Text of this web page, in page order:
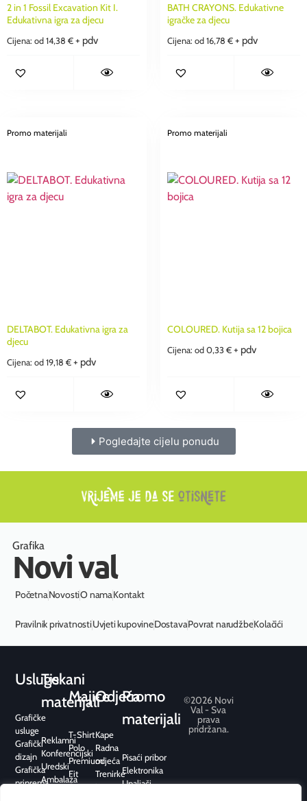
2 in 1 Fossil Excavation Kit I.
Edukativna igra za djecu
Cijena: od 14,38 € + pdv
BATH CRAYONS. Edukativne
igračke za djecu
Cijena: od 16,78 € + pdv
Promo materijali
DELTABOT. Edukativna igra za
djecu
Cijena: od 19,18 € + pdv
Promo materijali
COLOURED. Kutija sa 12 bojica
Cijena: od 0,33 € + pdv
Pogledajte cijelu ponudu
Grafika
Novi val
PočetnaNovostiO namaKontakt
Pravilnik privatnostiUvjeti kupovineDostavaPovrat narudžbeKolačići
Usluge
Grafičke
usluge
Grafički
dizajn
Grafička
priprema
Tiskani
materijali
Reklamni
Konferencijski
Uredski
Ambalaža
Majice
T-Shirt
Polo
Premium
Fit
Sport
Odjeća
Kape
Radna
odjeća
Trenirke
i
Promo
materijali
Pisaći pribor
Elektronika
Upaljači
©2026 Novi
Val - Sva
prava
pridržana.